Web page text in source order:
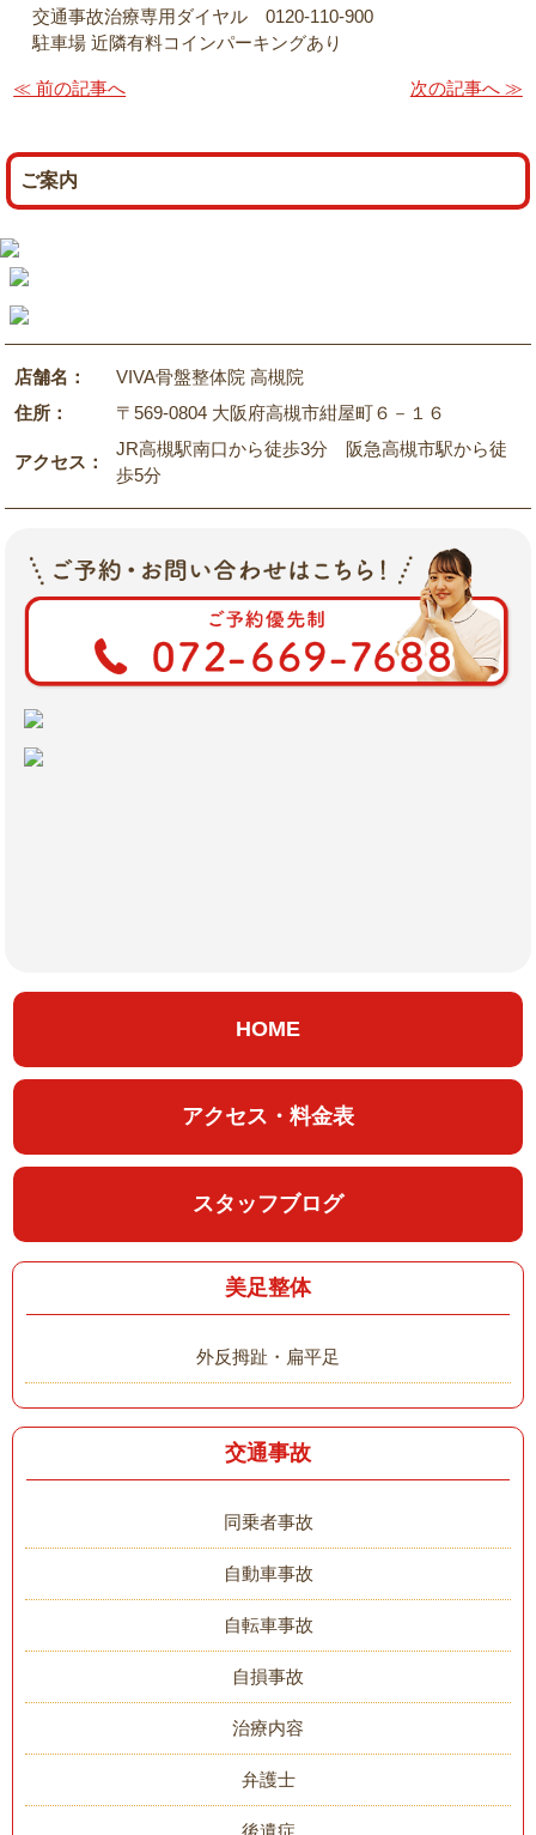
交通事故治療専用ダイヤル 0120-110-900
駐車場 近隣有料コインパーキングあり
≪ 前の記事へ 次の記事へ ≫
ご案内
店舗名：
VIVA骨盤整体院 高槻院
住所：
〒569-0804 大阪府高槻市紺屋町６－１６
アクセス：
JR高槻駅南口から徒歩3分 阪急高槻市駅から徒
歩5分
HOME
アクセス・料金表
スタッフブログ
美足整体
外反拇趾・扁平足
交通事故
同乗者事故
自動車事故
自転車事故
自損事故
治療内容
弁護士